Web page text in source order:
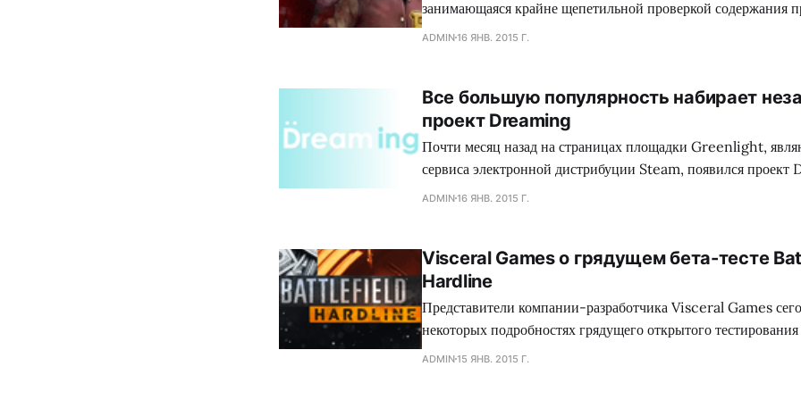
занимающаяся крайне щепетильной проверкой содержания
производит современная игровая индустрия, подвергает
зеленного континента. Так сказать, под нож могло попасть
коллектива Dennaton
ADMIN16 ЯНВ. 2015 Г.
Все большую популярность набирает
проект Dreaming
Почти месяц назад на страницах площадки Greenlight,
сервиса электронной дистрибуции Steam, появился
обладающий необыкновенным сеттингом, а также
головоломку с экшеном Mirror`s Edge, хотя сами
ADMIN16 ЯНВ. 2015 Г.
Visceral Games о грядущем бета-тесте
Hardline
Представители компании-разработчика Visceral Games
некоторых подробностях грядущего открытого
сетевого шутера Battlefield: Hardline, а также поделились
ADMIN15 ЯНВ. 2015 Г.